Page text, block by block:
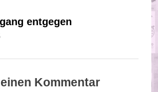
entgegen
Kommentar